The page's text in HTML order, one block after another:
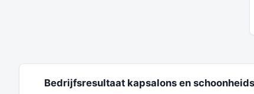
Bedrijfsresultaat kapsalons en